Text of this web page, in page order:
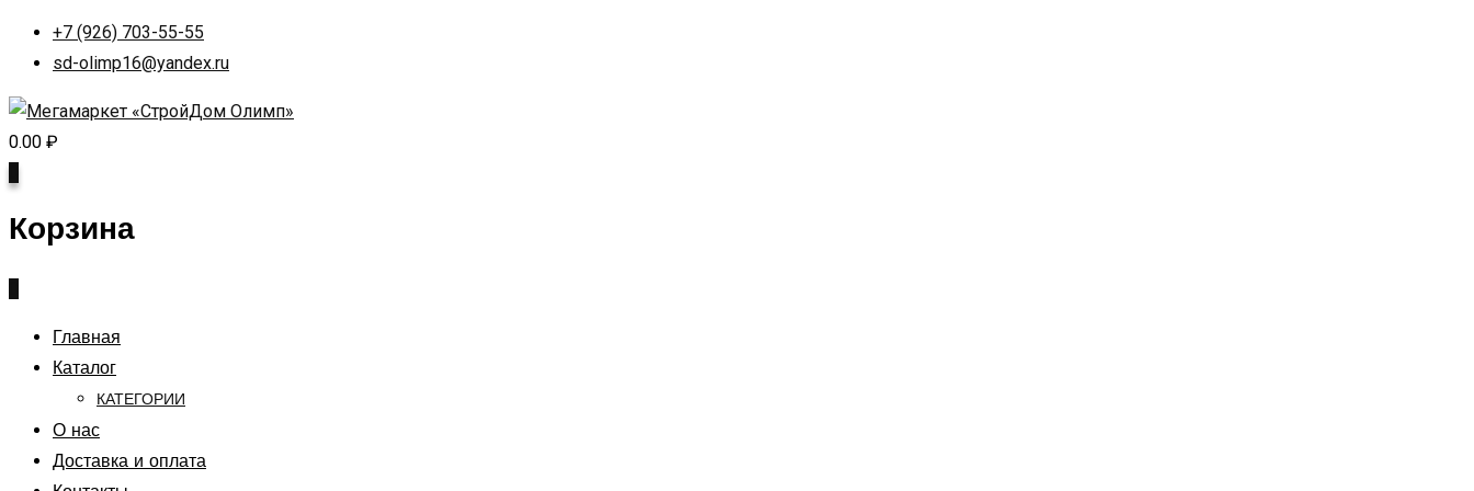
+7 (926) 703-55-55
sd-olimp16@yandex.ru
0.00 ₽
Корзина
Главная
Каталог
КАТЕГОРИИ
О нас
Доставка и оплата